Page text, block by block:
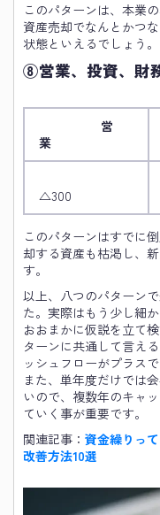
このパターンは、本業
資産売却でなんとかつ
状態といえるでしょう。
⑧営業、投資、財
営
業
△300
このパターンはすでに
却する資産も枯渇し、
す。
以上、八つのパターン
た。実際はもう少し細
おおまかに仮説を立て
ターンに共通して言え
ッシュフローがプラス
また、単年度だけでは
いので、複数年のキャ
ていく事が重要です。
関連記事： 資金繰りっ
改善方法10選